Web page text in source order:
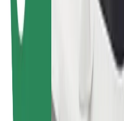
For chauffører
For leveringspersoner
For flådeejere
For restauranter
Bolt for Business